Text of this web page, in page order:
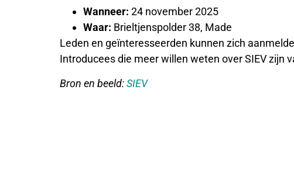
Wanneer: 24 november 2025
Waar: Brieltjenspolder 38, Made
Leden en geïnteresseerden kunnen zich
Introducees die meer willen weten over SIEV zijn
Bron en beeld:SIEV